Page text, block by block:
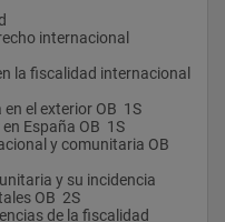
prestigio facilitarán
habrá adquirido las
funciones de
autónoma, ya sea
determinada empresa o
Máster también
de los estudios
en Fiscalidad
el exterior OB  1S
España OB  1S
OB  2S